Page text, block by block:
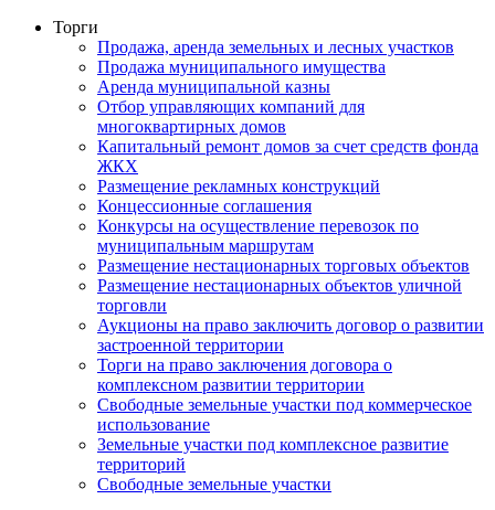
Торги
Продажа, аренда земельных и лесных участков
Продажа муниципального имущества
Аренда муниципальной казны
Отбор управляющих компаний для
многоквартирных домов
Капитальный ремонт домов за счет средств фонда
ЖКХ
Размещение рекламных конструкций
Концессионные соглашения
Конкурсы на осуществление перевозок по
муниципальным маршрутам
Размещение нестационарных торговых объектов
Размещение нестационарных объектов уличной
торговли
Аукционы на право заключить договор о развитии
застроенной территории
Торги на право заключения договора о
комплексном развитии территории
Свободные земельные участки под коммерческое
использование
Земельные участки под комплексное развитие
территорий
Свободные земельные участки